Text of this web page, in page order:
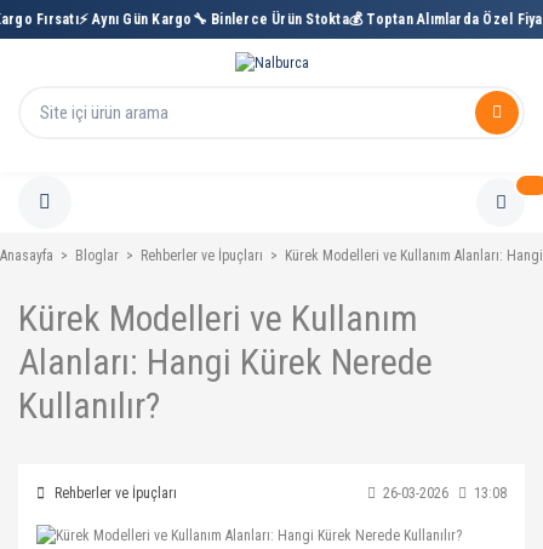
Fırsatı⚡ Aynı Gün Kargo🔧 Binlerce Ürün Stokta💰 Toptan Alımlarda Özel Fiyat
Anasayfa Bloglar Rehberler ve İpuçları Kürek Modelleri ve Kullanım Alanları:
Kürek Modelleri ve Kullanım
Alanları: Hangi Kürek Nerede
Kullanılır?
Rehberler ve İpuçları 26-03-2026 13:08